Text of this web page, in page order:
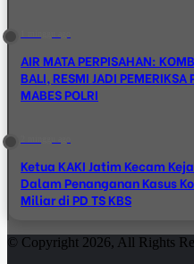
AIR MATA PERPISAHAN:
BALI, RESMI JADI PEMERIKSA
MABES POLRI
Ketua KAKI Jatim Kecam
Dalam Penanganan Kasus
Miliar di PD TS KBS
© Copyright 2026, All Rights